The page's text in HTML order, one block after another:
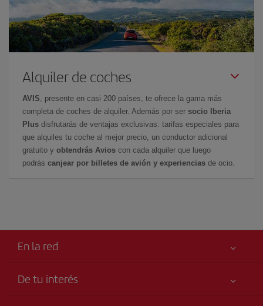
Alquiler de coches
AVIS , presente en casi 200 países, te ofrece la gama más
completa de coches de alquiler. Además por ser socio Iberia
Plus disfrutarás de ventajas exclusivas: tarifas especiales para
que alquiles tu coche al mejor precio, un conductor adicional
gratuito y obtendrás Avios con cada alquiler que luego
podrás canjear por billetes de avión y experiencias de ocio.
En la red
De tu interés